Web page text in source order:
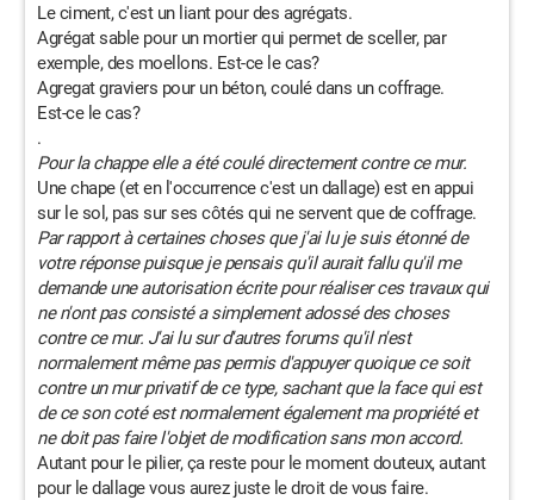
Le ciment, c'est un liant pour des agrégats.
Agrégat sable pour un mortier qui permet de sceller, par
exemple, des moellons. Est-ce le cas?
Agregat graviers pour un béton, coulé dans un coffrage.
Est-ce le cas?
.
Pour la chappe elle a été coulé directement contre ce mur.
Une chape (et en l'occurrence c'est un dallage) est en appui
sur le sol, pas sur ses côtés qui ne servent que de coffrage.
Par rapport à certaines choses que j'ai lu je suis étonné de
votre réponse puisque je pensais qu'il aurait fallu qu'il me
demande une autorisation écrite pour réaliser ces travaux qui
ne n'ont pas consisté a simplement adossé des choses
contre ce mur. J'ai lu sur d'autres forums qu'il n'est
normalement même pas permis d'appuyer quoique ce soit
contre un mur privatif de ce type, sachant que la face qui est
de ce son coté est normalement également ma propriété et
ne doit pas faire l'objet de modification sans mon accord.
Autant pour le pilier, ça reste pour le moment douteux, autant
pour le dallage vous aurez juste le droit de vous faire.